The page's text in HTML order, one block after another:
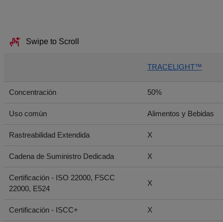
Swipe to Scroll
TRACELIGHT™
Concentración 50%
Uso común Alimentos y Bebidas
Rastreabilidad Extendida X
Cadena de Suministro Dedicada X
Certificación - ISO 22000, FSCC
22000, E524
X
Certificación - ISCC+ X